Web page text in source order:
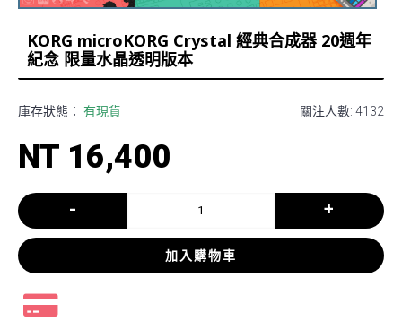
KORG microKORG Crystal 經典合成器 20週年
紀念 限量水晶透明版本
關注人數: 4132
庫存狀態： 有現貨
NT 16,400
- +
加入購物車